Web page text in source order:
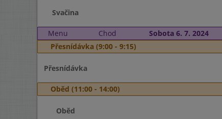
Svačina
Menu Chod
Sobota 6. 7. 2024
Přesnídávka (9:00 - 9:15)
Přesnídávka
Oběd (11:00 - 14:00)
Oběd